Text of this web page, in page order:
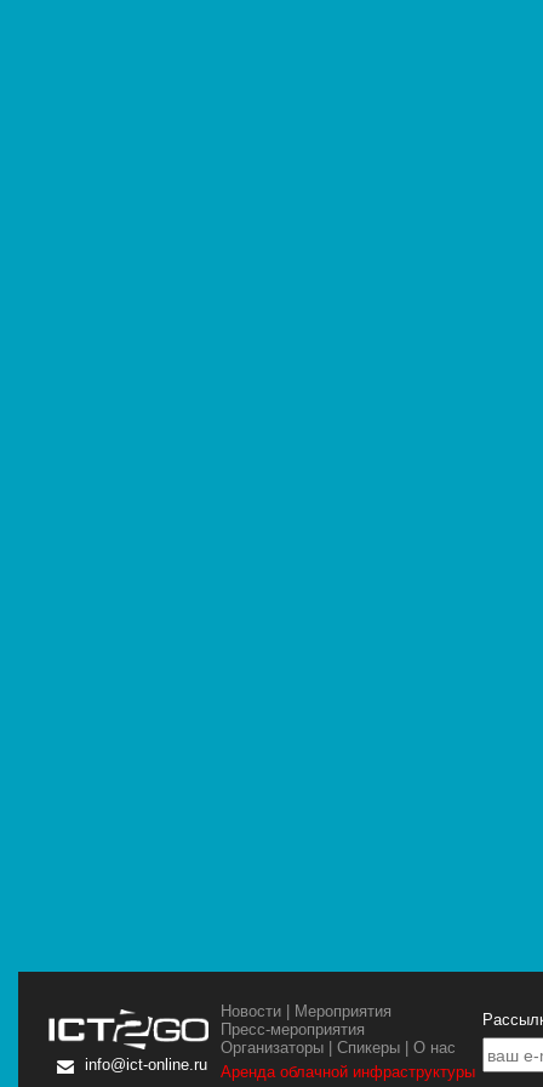
info@ict-online.ru
Новости
Мероприятия
Пресс-мероприятия
Организаторы |Спикеры |О нас
Аренда облачной инфраструктуры